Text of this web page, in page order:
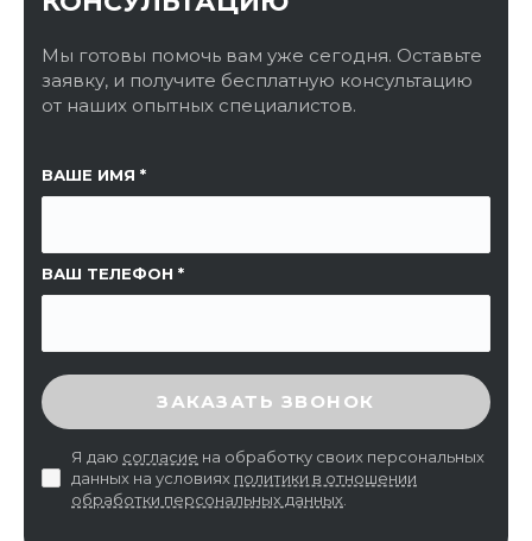
Мы готовы помочь вам уже сегодня. Оставьте
заявку, и получите бесплатную консультацию
от наших опытных специалистов.
ВАШЕ ИМЯ
ВАШ ТЕЛЕФОН
ССЫЛКА НА СТРАНИЦУ
ВВЕДИТЕ ПРОВЕРОЧНЫЙ КОД
ЗАКАЗАТЬ ЗВОНОК
Я даю согласие на обработку своих персональных
данных на условиях политики в отношении
обработки персональных данных